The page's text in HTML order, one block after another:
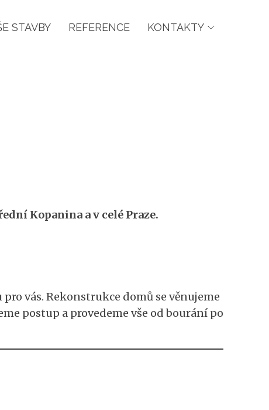
STAVBY REFERENCE KONTAKTY
Kopanina a v celé Praze.
vás. Rekonstrukce domů se věnujeme
postup a provedeme vše od bourání po